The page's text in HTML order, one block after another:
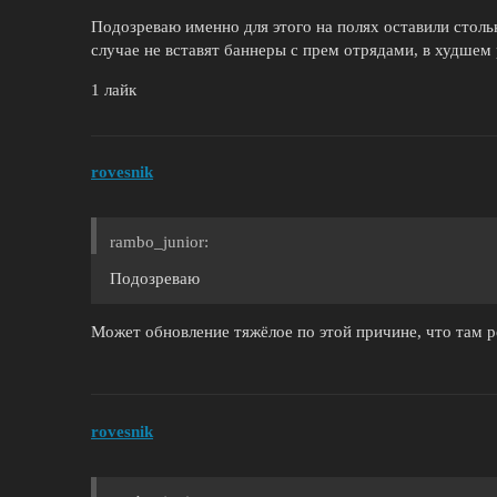
Подозреваю именно для этого на полях оставили
случае не вставят баннеры с прем отрядами, в худшем
1 лайк
rovesnik
rambo_junior:
Подозреваю
Может обновление тяжёлое по этой причине, что там
rovesnik